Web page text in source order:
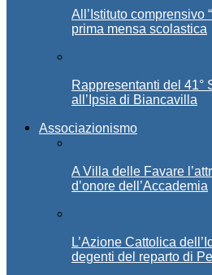
All’Istituto comprensivo
prima mensa scolastica
Rappresentanti del 41°
all’Ipsia di Biancavilla
Associazionismo
A Villa delle Favare
d’onore dell’Accademia
L’Azione Cattolica
degenti del reparto di